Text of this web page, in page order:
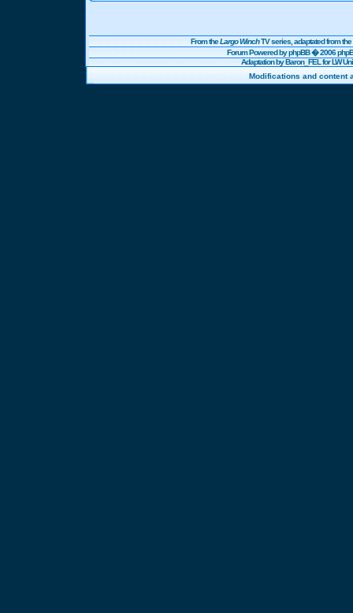
From theLargo WinchTV series, adaptated from
Forum Powered byphpBB� 2006
Adaptation by Baron_FEL for LW
Modifications and content